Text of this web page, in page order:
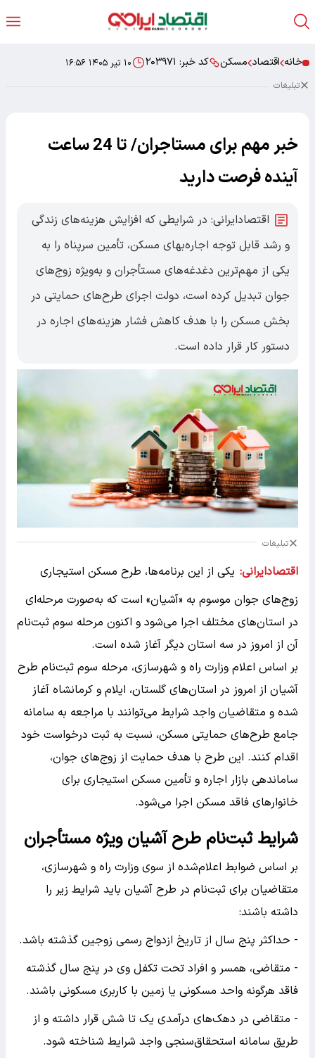
خانه اقتصاد مسکن کد خبر: ۲۰۳۹۷۱ ۱۰ تیر ۱۴۰۵ ۱۶:۵۶
تبلیغات
خبر مهم برای مستاجران/ تا 24 ساعت
آینده فرصت دارید
اقتصادایرانی: در شرایطی که افزایش هزینه‌های زندگی
و رشد قابل توجه اجاره‌بهای مسکن، تأمین سرپناه را به
یکی از مهم‌ترین دغدغه‌های مستأجران و به‌ویژه زوج‌های
جوان تبدیل کرده است، دولت اجرای طرح‌های حمایتی در
بخش مسکن را با هدف کاهش فشار هزینه‌های اجاره در
دستور کار قرار داده است.
تبلیغات
اقتصادایرانی: یکی از این برنامه‌ها، طرح مسکن استیجاری
زوج‌های جوان موسوم به «آشیان» است که به‌صورت مرحله‌ای
در استان‌های مختلف اجرا می‌شود و اکنون مرحله سوم ثبت‌نام
آن از امروز در سه استان دیگر آغاز شده است.
بر اساس اعلام وزارت راه و شهرسازی، مرحله سوم ثبت‌نام طرح
آشیان از امروز در استان‌های گلستان، ایلام و کرمانشاه آغاز
شده و متقاضیان واجد شرایط می‌توانند با مراجعه به سامانه
جامع طرح‌های حمایتی مسکن، نسبت به ثبت درخواست خود
اقدام کنند. این طرح با هدف حمایت از زوج‌های جوان،
ساماندهی بازار اجاره و تأمین مسکن استیجاری برای
خانوارهای فاقد مسکن اجرا می‌شود.
شرایط ثبت‌نام طرح آشیان ویژه مستأجران
بر اساس ضوابط اعلام‌شده از سوی وزارت راه و شهرسازی،
متقاضیان برای ثبت‌نام در طرح آشیان باید شرایط زیر را
داشته باشند:
- حداکثر پنج سال از تاریخ ازدواج رسمی زوجین گذشته باشد.
- متقاضی، همسر و افراد تحت تکفل وی در پنج سال گذشته
فاقد هرگونه واحد مسکونی یا زمین با کاربری مسکونی باشند.
- متقاضی در دهک‌های درآمدی یک تا شش قرار داشته و از
طریق سامانه استحقاق‌سنجی واجد شرایط شناخته شود.